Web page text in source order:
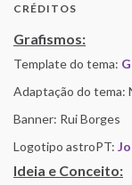
CRÉDITOS
Grafismos:
Template do tema:
Adaptação do tema:
Banner: Rui Borges
Logotipo astroPT:
Ideia e Conceito: